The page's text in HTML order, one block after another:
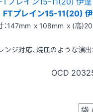
FTプレイン15-11(20)
：147mm x 108mm x (高
ンジ対応、焼皿のような演
OCD